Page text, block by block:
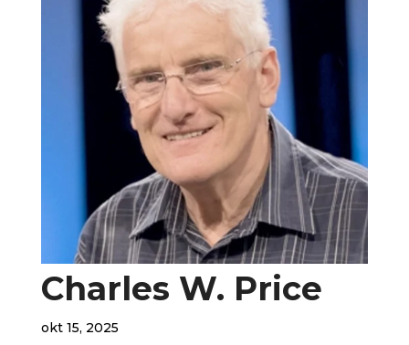
Charles W. Price
okt 15, 2025